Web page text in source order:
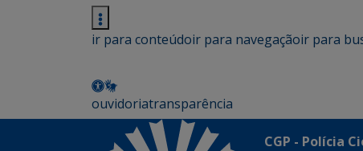
ir para conteúdoir para navegaçãoir para
ouvidoriatransparência
CGP - Polícia